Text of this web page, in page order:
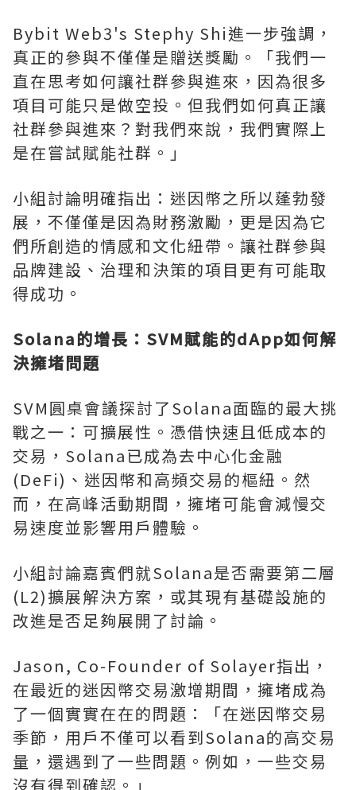
Bybit Web3's Stephy Shi進一步強調，
真正的參與不僅僅是贈送獎勵。「我們一
直在思考如何讓社群參與進來，因為很多
項目可能只是做空投。但我們如何真正讓
社群參與進來？對我們來說，我們實際上
是在嘗試賦能社群。」
小組討論明確指出：迷因幣之所以蓬勃發
展，不僅僅是因為財務激勵，更是因為它
們所創造的情感和文化紐帶。讓社群參與
品牌建設、治理和決策的項目更有可能取
得成功。
Solana的增長：SVM賦能的dApp如何解
決擁堵問題
SVM圓桌會議探討了Solana面臨的最大挑
戰之一：可擴展性。憑借快速且低成本的
交易，Solana已成為去中心化金融
(DeFi)、迷因幣和高頻交易的樞紐。然
而，在高峰活動期間，擁堵可能會減慢交
易速度並影響用戶體驗。
小組討論嘉賓們就Solana是否需要第二層
(L2)擴展解決方案，或其現有基礎設施的
改進是否足夠展開了討論。
Jason, Co-Founder of Solayer指出，
在最近的迷因幣交易激增期間，擁堵成為
了一個實實在在的問題：「在迷因幣交易
季節，用戶不僅可以看到Solana的高交易
量，還遇到了一些問題。例如，一些交易
沒有得到確認。」